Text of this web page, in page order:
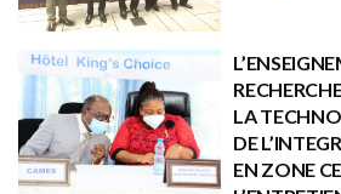
LA
DE
EN ZONE